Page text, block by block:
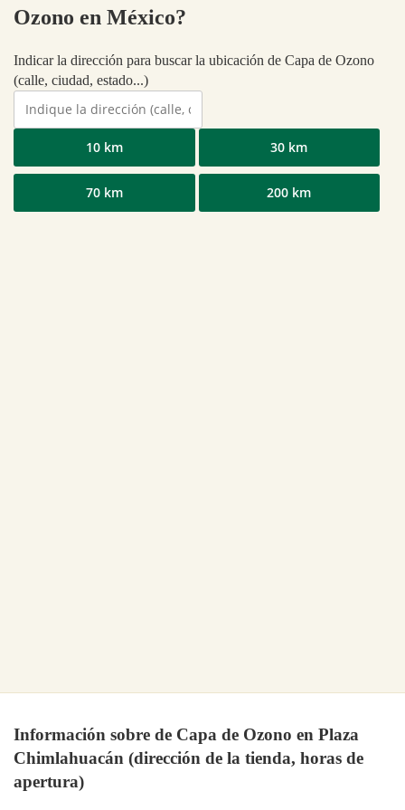
Ozono en México?
Indicar la dirección para buscar la ubicación de Capa de Ozono
(calle, ciudad, estado...)
10 km 30 km
70 km 200 km
Información sobre de Capa de Ozono en Plaza
Chimlahuacán (dirección de la tienda, horas de
apertura)